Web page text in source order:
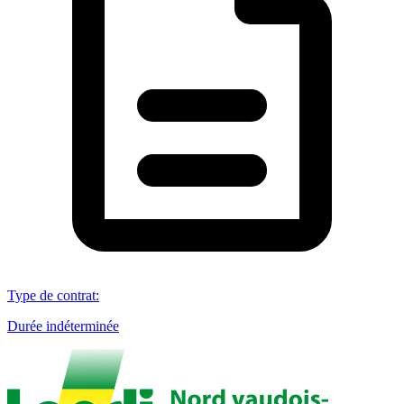
Type de contrat:
Durée indéterminée